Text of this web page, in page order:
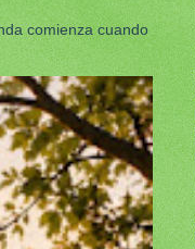
comienza cuando